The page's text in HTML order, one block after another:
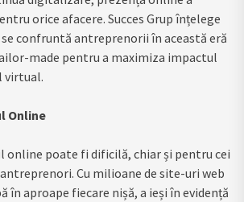
orice afacere. Succes Grup înțelege
confruntă antreprenorii în această eră
made pentru a maximiza impactul
virtual.
Online
online poate fi dificilă, chiar și pentru cei
Cu milioane de site-uri web
în aproape fiecare nișă, a ieși în evidență